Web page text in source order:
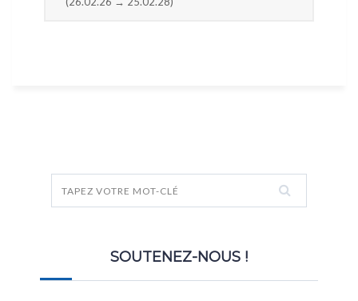
SOUTENEZ-NOUS !